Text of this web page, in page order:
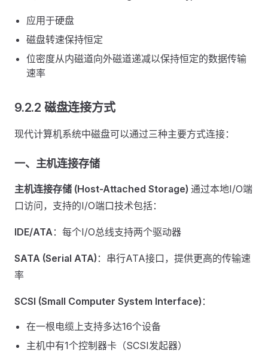
应用于硬盘
磁盘转速保持恒定
位密度从内磁道向外磁道递减以保持恒定的数据传输
速率
9.2.2 磁盘连接方式
现代计算机系统中磁盘可以通过三种主要方式连接：
一、主机连接存储
主机连接存储 (Host-Attached Storage) 通过本地I/O端
口访问，支持的I/O端口技术包括：
IDE/ATA：每个I/O总线支持两个驱动器
SATA (Serial ATA) ：串行ATA接口，提供更高的传输速
率
SCSI (Small Computer System Interface) ：
在一根电缆上支持多达16个设备
主机中有1个控制器卡（SCSI发起器）